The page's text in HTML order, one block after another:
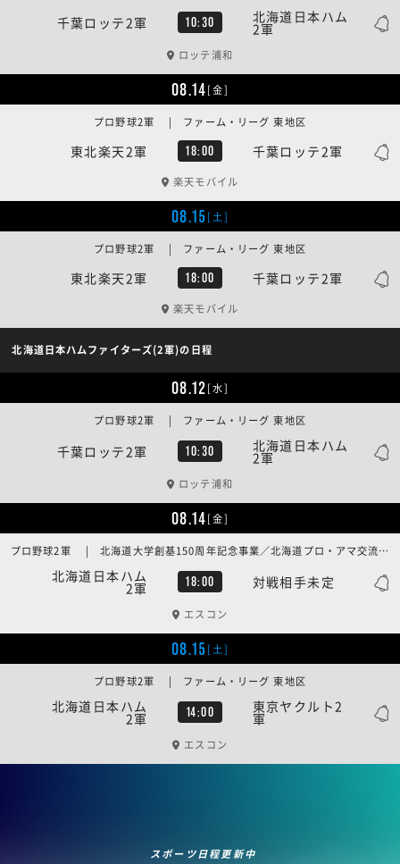
千葉ロッテ2軍 10:30 北海道日本ハム
2軍
ロッテ浦和
08.14[金]
東北楽天2軍 18:00 千葉ロッテ2軍
プロ野球2軍 | ファーム・リーグ 東地区
楽天モバイル
08.15[土]
東北楽天2軍 18:00 千葉ロッテ2軍
プロ野球2軍 | ファーム・リーグ 東地区
楽天モバイル
北海道日本ハムファイターズ(2軍)の日程
08.12[水]
千葉ロッテ2軍 10:30 北海道日本ハム
2軍
プロ野球2軍 | ファーム・リーグ 東地区
ロッテ浦和
08.14[金]
北海道日本ハム
2軍 18:00 対戦相手未定
プロ野球2軍 | 北海道大学創基150周年記念事業／北海道プロ・アマ交流戦
エスコン
08.15[土]
北海道日本ハム
2軍 14:00 東京ヤクルト2
軍
プロ野球2軍 | ファーム・リーグ 東地区
エスコン
スポーツ日程更新中